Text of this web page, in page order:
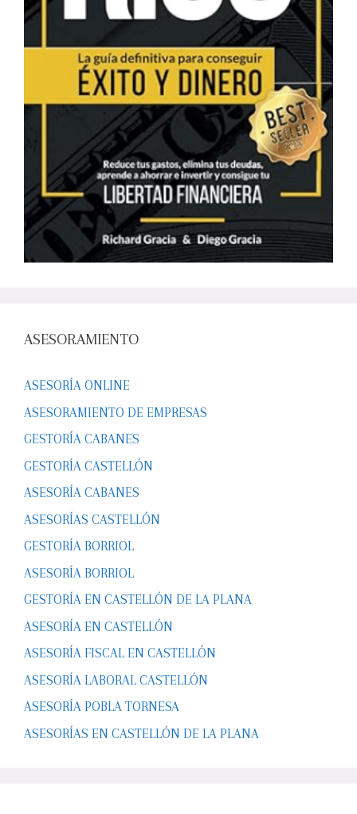
ASESORAMIENTO
ASESORÍA ONLINE
ASESORAMIENTO DE EMPRESAS
GESTORÍA CABANES
GESTORÍA CASTELLÓN
ASESORÍA CABANES
ASESORÍAS CASTELLÓN
GESTORÍA BORRIOL
ASESORÍA BORRIOL
GESTORÍA EN CASTELLÓN DE LA PLANA
ASESORÍA EN CASTELLÓN
ASESORÍA FISCAL EN CASTELLÓN
ASESORÍA LABORAL CASTELLÓN
ASESORÍA POBLA TORNESA
ASESORÍAS EN CASTELLÓN DE LA PLANA